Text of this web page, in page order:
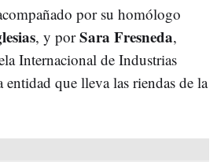
por su homólogo
, y porSara Fresneda,
Internacional de Industrias
entidad que lleva las riendas de la